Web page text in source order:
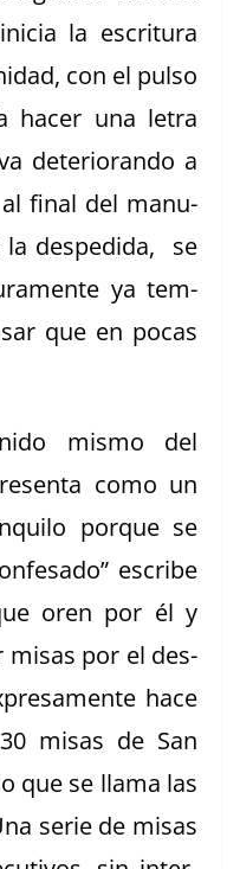
la escrit­u­ra
con el pul­so
hac­er una letra
dete­ri­o­ran­do a
final del man­u­
la des­pe­di­da, se
ya tem­
que en pocas
mis­mo del
como un
porque se
escribe
oren por él y
misas por el des­
hace
misas de San
que se lla­ma las
serie de misas